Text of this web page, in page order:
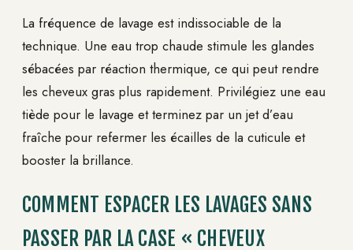
La fréquence de lavage est indissociable de la
technique. Une eau trop chaude stimule les glandes
sébacées par réaction thermique, ce qui peut rendre
les cheveux gras plus rapidement. Privilégiez une eau
tiède pour le lavage et terminez par un jet d’eau
fraîche pour refermer les écailles de la cuticule et
booster la brillance.
COMMENT ESPACER LES LAVAGES SANS
PASSER PAR LA CASE « CHEVEUX